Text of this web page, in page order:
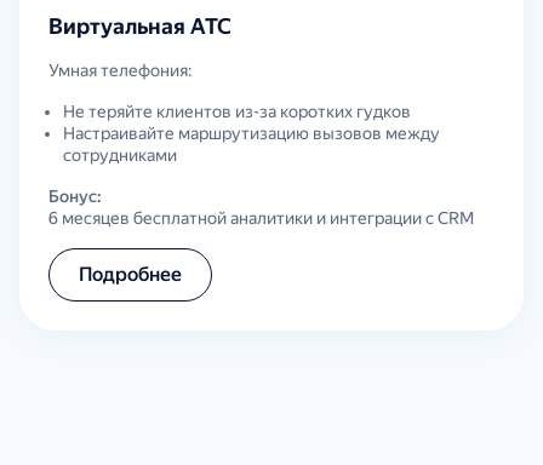
Виртуальная АТС
Умная телефония:
Не теряйте клиентов из-за коротких гудков
Настраивайте маршрутизацию вызовов между
сотрудниками
Бонус:
6 месяцев бесплатной аналитики и интеграции с CRM
Подробнее